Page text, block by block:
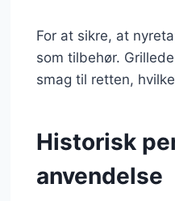
For at sikre, at
som tilbehør.
smag til retten,
Historisk
anvendelse